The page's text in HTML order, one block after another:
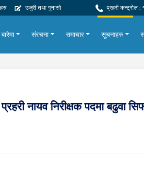
उजुरी तथा गुनासो प्रहरी कन्ट्रोल
संरचना समाचार सूचनाहरु
नायव निरीक्षक पदमा बढुवा